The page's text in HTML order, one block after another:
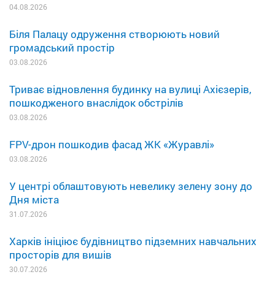
04.08.2026
Біля Палацу одруження створюють новий
громадський простір
03.08.2026
Триває відновлення будинку на вулиці Ахієзерів,
пошкодженого внаслідок обстрілів
03.08.2026
FPV-дрон пошкодив фасад ЖК «Журавлі»
03.08.2026
У центрі облаштовують невелику зелену зону до
Дня міста
31.07.2026
Харків ініціює будівництво підземних навчальних
просторів для вишів
30.07.2026